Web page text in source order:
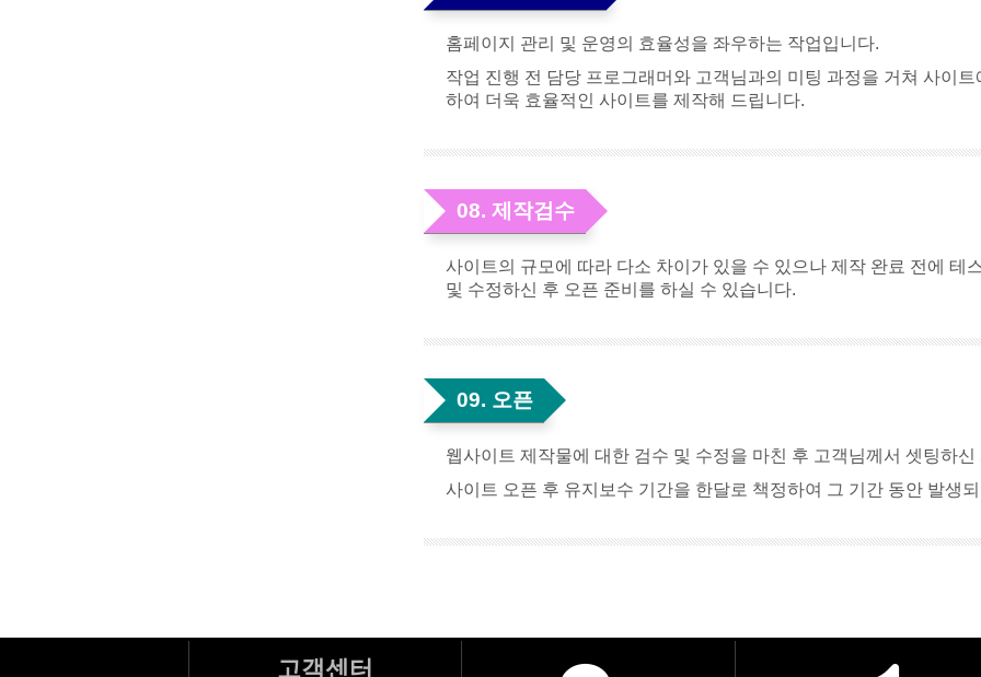
홈페이지 관리 및 운영의 효율성을 좌우하는 작업입니다.
작업 진행 전 담당 프로그래머와 고객님과의 미팅 과정을 거쳐 사이
하여 더욱 효율적인 사이트를 제작해 드립니다.
08. 제작검수
사이트의 규모에 따라 다소 차이가 있을 수 있으나 제작 완료 전에 테
및 수정하신 후 오픈 준비를 하실 수 있습니다.
09. 오픈
웹사이트 제작물에 대한 검수 및 수정을 마친 후 고객님께서 셋팅하
사이트 오픈 후 유지보수 기간을 한달로 책정하여 그 기간 동안 발생
고객센터